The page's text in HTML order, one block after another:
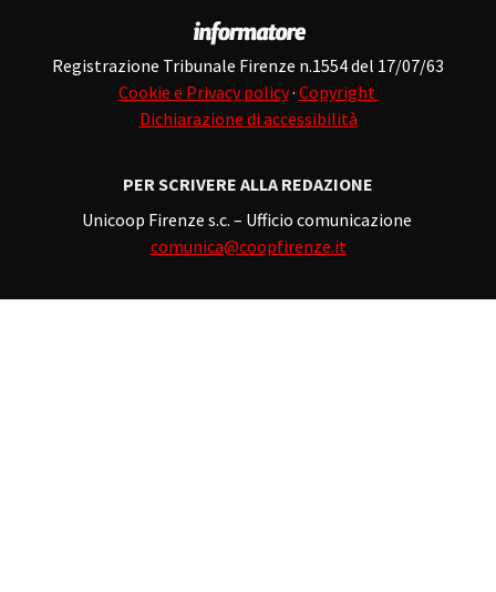
Registrazione Tribunale Firenze n.1554 del 17/07/63
Cookie e Privacy policy· Copyright
Dichiarazione di accessibilità
PER SCRIVERE ALLA REDAZIONE
Unicoop Firenze s.c. – Ufficio comunicazione
comunica@coopfirenze.it